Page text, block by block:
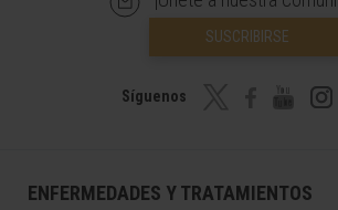
SUSCRIBIRSE
Síguenos
ENFERMEDADES Y TRATAMIENTOS